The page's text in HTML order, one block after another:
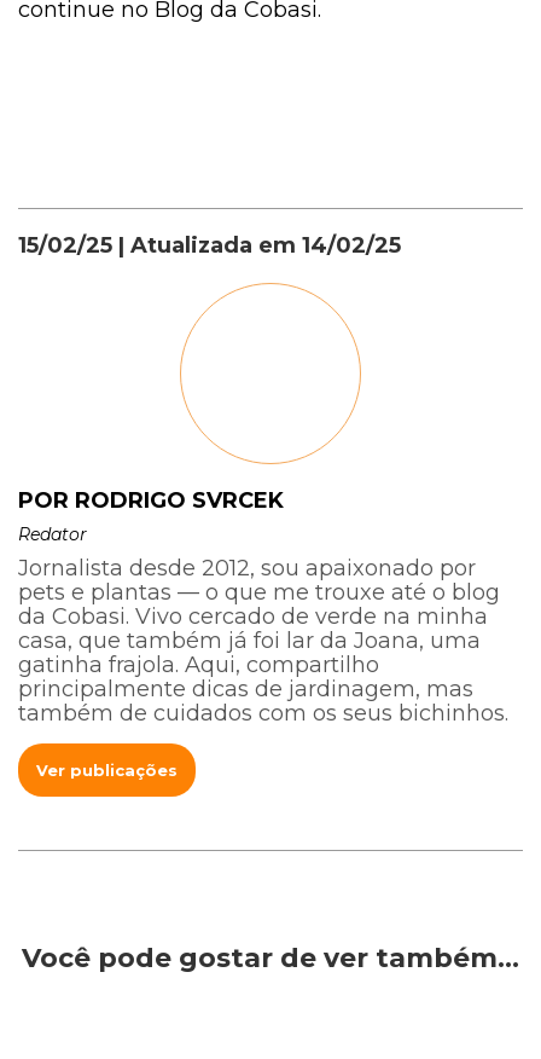
continue no Blog da Cobasi.
15/02/25 | Atualizada em 14/02/25
POR RODRIGO SVRCEK
Redator
Jornalista desde 2012, sou apaixonado por
pets e plantas — o que me trouxe até o blog
da Cobasi. Vivo cercado de verde na minha
casa, que também já foi lar da Joana, uma
gatinha frajola. Aqui, compartilho
principalmente dicas de jardinagem, mas
também de cuidados com os seus bichinhos.
Ver publicações
Você pode gostar de ver também…